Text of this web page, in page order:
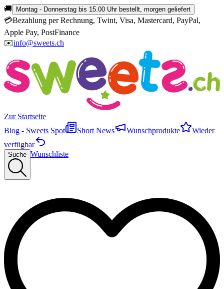
🚚 Montag - Donnerstag bis 15.00 Uhr bestellt, morgen geliefert
💳Bezahlung per Rechnung, Twint, Visa, Mastercard, PayPal,
Apple Pay, PostFinance
✉️info@sweets.ch
Zur Startseite
Blog - Sweets Spot
Short News Wunschprodukte
Wieder
verfügbar
Suche Wunschliste